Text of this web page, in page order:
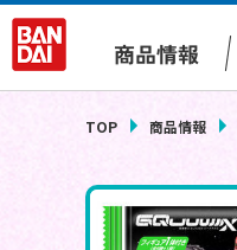
商品情報
TOP 商品情報